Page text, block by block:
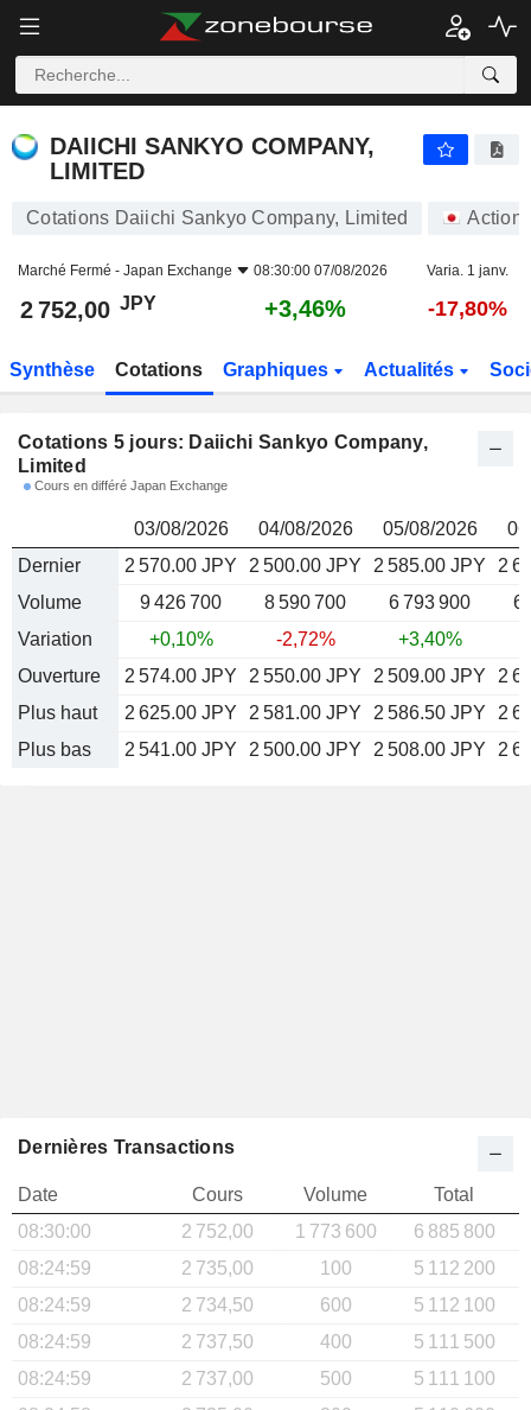
DAIICHI SANKYO COMPANY, LIMITED 2 752,00
DAIICHI SANKYO COMPANY,
LIMITED
Cotations Daiichi Sankyo Company, Limited Actions
Marché Fermé - Japan Exchange 08:30:00 07/08/2026 Varia. 1 janv.
2 752,00 JPY +3,46% -17,80%
Synthèse Cotations Graphiques Actualités
Cotations 5 jours: Daiichi Sankyo Company,
Limited
Cours en différé Japan Exchange
03/08/2026 04/08/2026 05/08/2026
Dernier
2 570.00 JPY 2 500.00 JPY 2 585.00 JPY
2
Volume
9 426 700 8 590 700 6 793 900
6
Variation
+0,10% -2,72% +3,40%
Ouverture
2 574.00 JPY 2 550.00 JPY 2 509.00 JPY
2
Plus haut
2 625.00 JPY 2 581.00 JPY 2 586.50 JPY
2
Plus bas
2 541.00 JPY 2 500.00 JPY 2 508.00 JPY 2
Dernières Transactions
Date Cours Volume
Total
08:30:00
2 752,00 1 773 600
6 885 800
08:24:59
2 735,00 100
5 112 200
08:24:59
2 734,50 600
5 112 100
08:24:59
2 737,50 400
5 111 500
08:24:59
2 737,00 500
5 111 100